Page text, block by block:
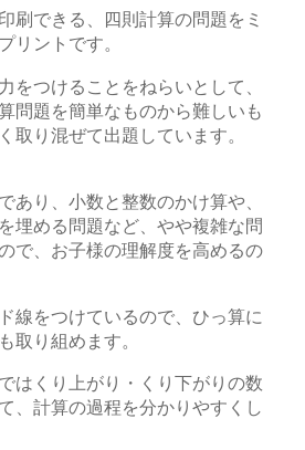
刷できる、四則計算の問題をミ
リントです。
をつけることをねらいとして、
問題を簡単なものから難しいも
取り混ぜて出題しています。
あり、小数と整数のかけ算や、
埋める問題など、やや複雑な問
で、お子様の理解度を高めるの
線をつけているので、ひっ算に
取り組めます。
はくり上がり・くり下がりの数
、計算の過程を分かりやすくし